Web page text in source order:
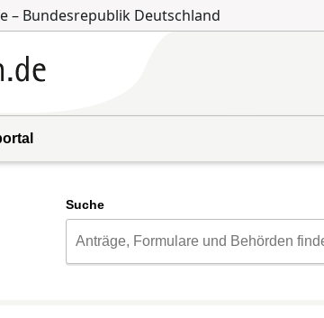
– Bundesrepublik Deutschland
Suche